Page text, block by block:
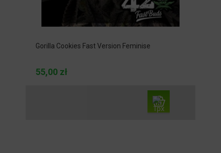
Gorilla Cookies Fast Version Feminise
55,00 zł